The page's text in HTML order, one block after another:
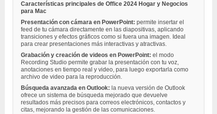
Características principales de Office 2024 Hogar y Negocios
para Mac
Presentación con cámara en PowerPoint: permite insertar el
feed de tu cámara directamente en las diapositivas, aplicando
transiciones y efectos gráficos como si fuera una imagen. Ideal
para crear presentaciones más interactivas y atractivas.
Grabación y creación de videos en PowerPoint: el modo
Recording Studio permite grabar la presentación con tu voz,
anotaciones en tiempo real y video, para luego exportarla como
archivo de video para la reproducción.
Búsqueda avanzada en Outlook: la nueva versión de Outlook
ofrece un sistema de búsqueda mejorado que devuelve
resultados más precisos para correos electrónicos, contactos y
citas, mejorando la gestión de las comunicaciones.